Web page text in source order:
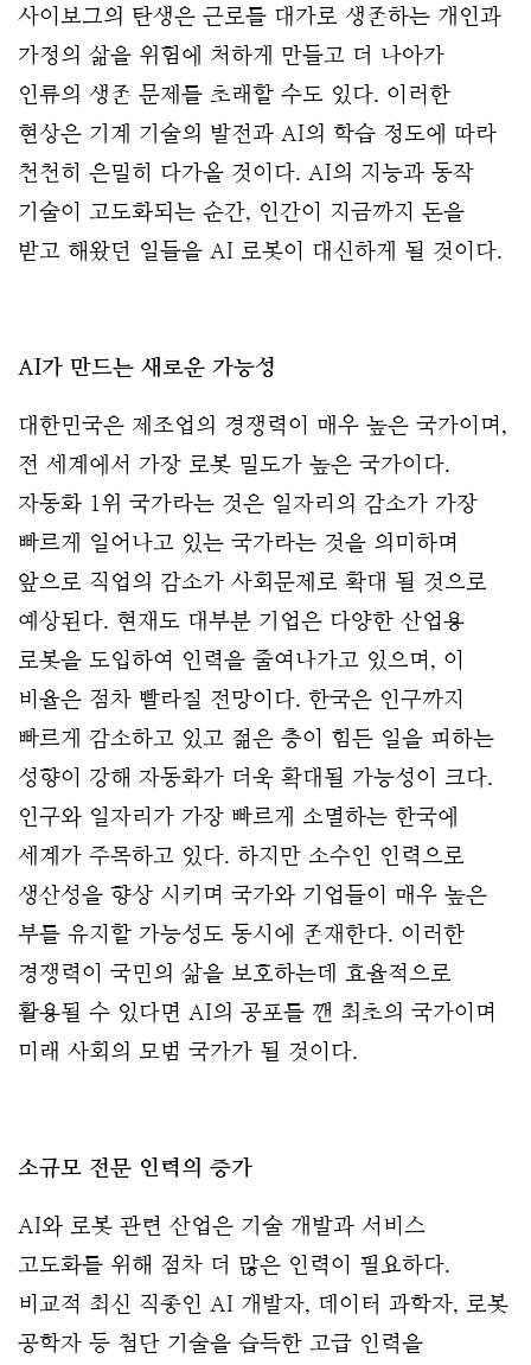
사이보그의 탄생은 근로를 대가로 생존하는 개인과
가정의 삶을 위험에 처하게 만들고 더 나아가
인류의 생존 문제를 초래할 수도 있다. 이러한
현상은 기계 기술의 발전과 AI의 학습 정도에 따라
천천히 은밀히 다가올 것이다. AI의 지능과 동작
기술이 고도화되는 순간, 인간이 지금까지 돈을
받고 해왔던 일들을 AI 로봇이 대신하게 될 것이다.
AI가 만드는 새로운 가능성
대한민국은 제조업의 경쟁력이 매우 높은 국가이며,
전 세계에서 가장 로봇 밀도가 높은 국가이다.
자동화 1위 국가라는 것은 일자리의 감소가 가장
빠르게 일어나고 있는 국가라는 것을 의미하며
앞으로 직업의 감소가 사회문제로 확대 될 것으로
예상된다. 현재도 대부분 기업은 다양한 산업용
로봇을 도입하여 인력을 줄여나가고 있으며, 이
비율은 점차 빨라질 전망이다. 한국은 인구까지
빠르게 감소하고 있고 젊은 층이 힘든 일을 피하는
성향이 강해 자동화가 더욱 확대될 가능성이 크다.
인구와 일자리가 가장 빠르게 소멸하는 한국에
세계가 주목하고 있다. 하지만 소수인 인력으로
생산성을 향상 시키며 국가와 기업들이 매우 높은
부를 유지할 가능성도 동시에 존재한다. 이러한
경쟁력이 국민의 삶을 보호하는데 효율적으로
활용될 수 있다면 AI의 공포를 깬 최초의 국가이며
미래 사회의 모범 국가가 될 것이다.
소규모 전문 인력의 증가
AI와 로봇 관련 산업은 기술 개발과 서비스
고도화를 위해 점차 더 많은 인력이 필요하다.
비교적 최신 직종인 AI 개발자, 데이터 과학자, 로봇
공학자 등 첨단 기술을 습득한 고급 인력을